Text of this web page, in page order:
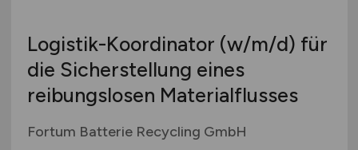
Logistik-Koordinator (w/m/d) für
die Sicherstellung eines
reibungslosen Materialflusses
Fortum Batterie Recycling GmbH